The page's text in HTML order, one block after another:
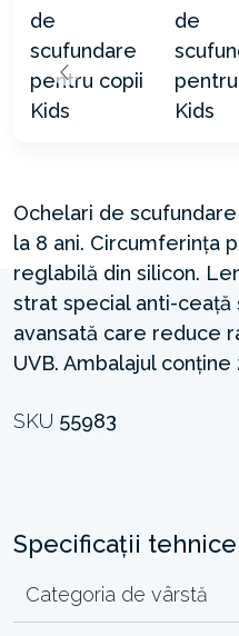
Ochelari de
la 8 ani. Circumferința
reglabilă din silicon.
strat special anti-ceață
avansată care reduce
UVB. Ambalajul conține
SKU 55983
Specificații tehnice
Categoria de vârstă